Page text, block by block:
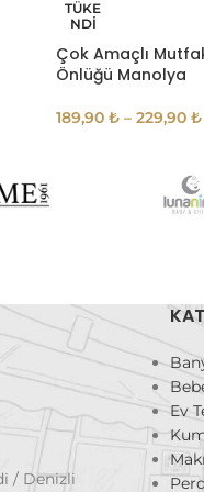
TÜKE
NDI
Çok Amaçlı
Önlüğü Manolya
189,90 ₺ – 229,90 ₺
/ Denizli
Ev